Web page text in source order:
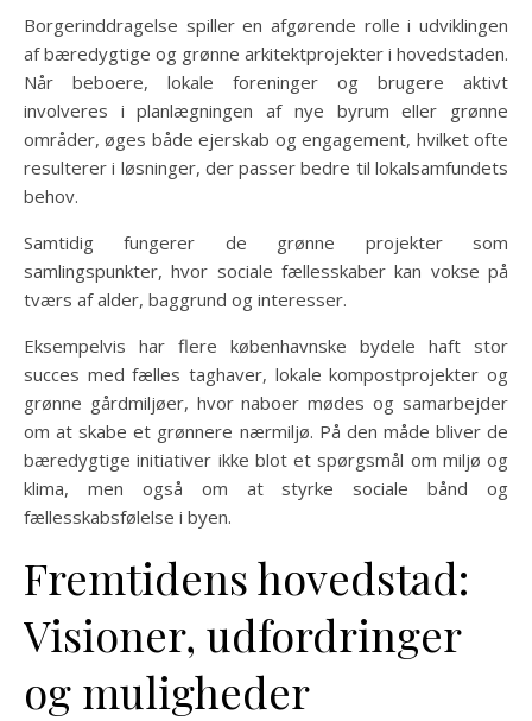
Borgerinddragelse spiller en afgørende rolle i udviklingen
af bæredygtige og grønne arkitektprojekter i hovedstaden.
Når beboere, lokale foreninger og brugere aktivt
involveres i planlægningen af nye byrum eller grønne
områder, øges både ejerskab og engagement, hvilket ofte
resulterer i løsninger, der passer bedre til lokalsamfundets
behov.
Samtidig fungerer de grønne projekter som
samlingspunkter, hvor sociale fællesskaber kan vokse på
tværs af alder, baggrund og interesser.
Eksempelvis har flere københavnske bydele haft stor
succes med fælles taghaver, lokale kompostprojekter og
grønne gårdmiljøer, hvor naboer mødes og samarbejder
om at skabe et grønnere nærmiljø. På den måde bliver de
bæredygtige initiativer ikke blot et spørgsmål om miljø og
klima, men også om at styrke sociale bånd og
fællesskabsfølelse i byen.
Fremtidens hovedstad:
Visioner, udfordringer
og muligheder